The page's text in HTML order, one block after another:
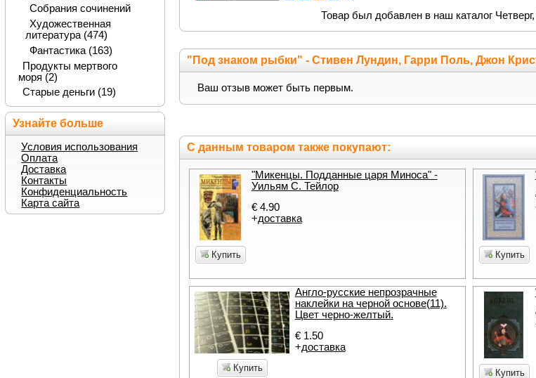
Товар был добавлен в наш каталог
"Под знаком рыбки" - Стивен Лундин, Гарри Поль, Джон
Ваш отзыв может быть первым.
С данным товаром также покупают:
Купить
"Микенцы. Подданные царя Миноса" -
Уильям С. Тейлор
€ 4.90
+доставка
Купить
Купить
Англо-русские непрозрачные
наклейки на черной основе(11).
Цвет черно-желтый.
€ 1.50
+доставка
Купить
Собрания сочинений
Художественная
литература (474)
Фантастика (163)
Продукты мертвого
моря (2)
Старые деньги (19)
Узнайте больше
Условия использования
Оплата
Доставка
Контакты
Конфиденциальность
Карта сайта